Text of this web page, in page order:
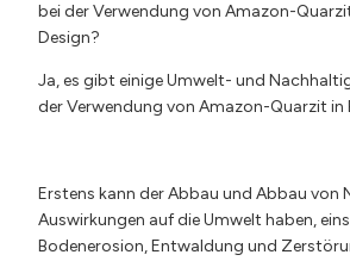
bei der Verwendung von Amazon-
Design?
Ja, es gibt einige Umwelt- und
der Verwendung von Amazon-Quarzit in
Erstens kann der Abbau und Abbau von
Auswirkungen auf die Umwelt haben,
Bodenerosion, Entwaldung und